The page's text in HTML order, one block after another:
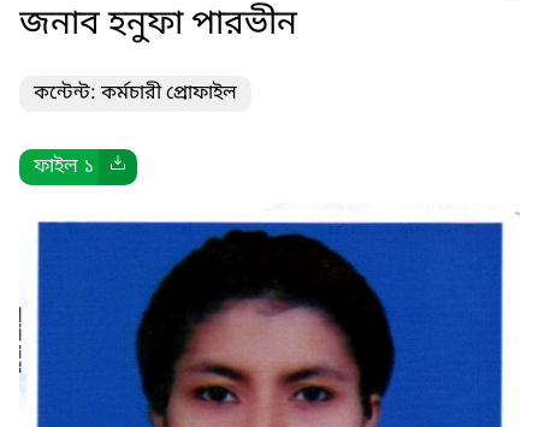
জনাব হনুফা পারভীন
কন্টেন্ট: কর্মচারী প্রোফাইল
ফাইল ১